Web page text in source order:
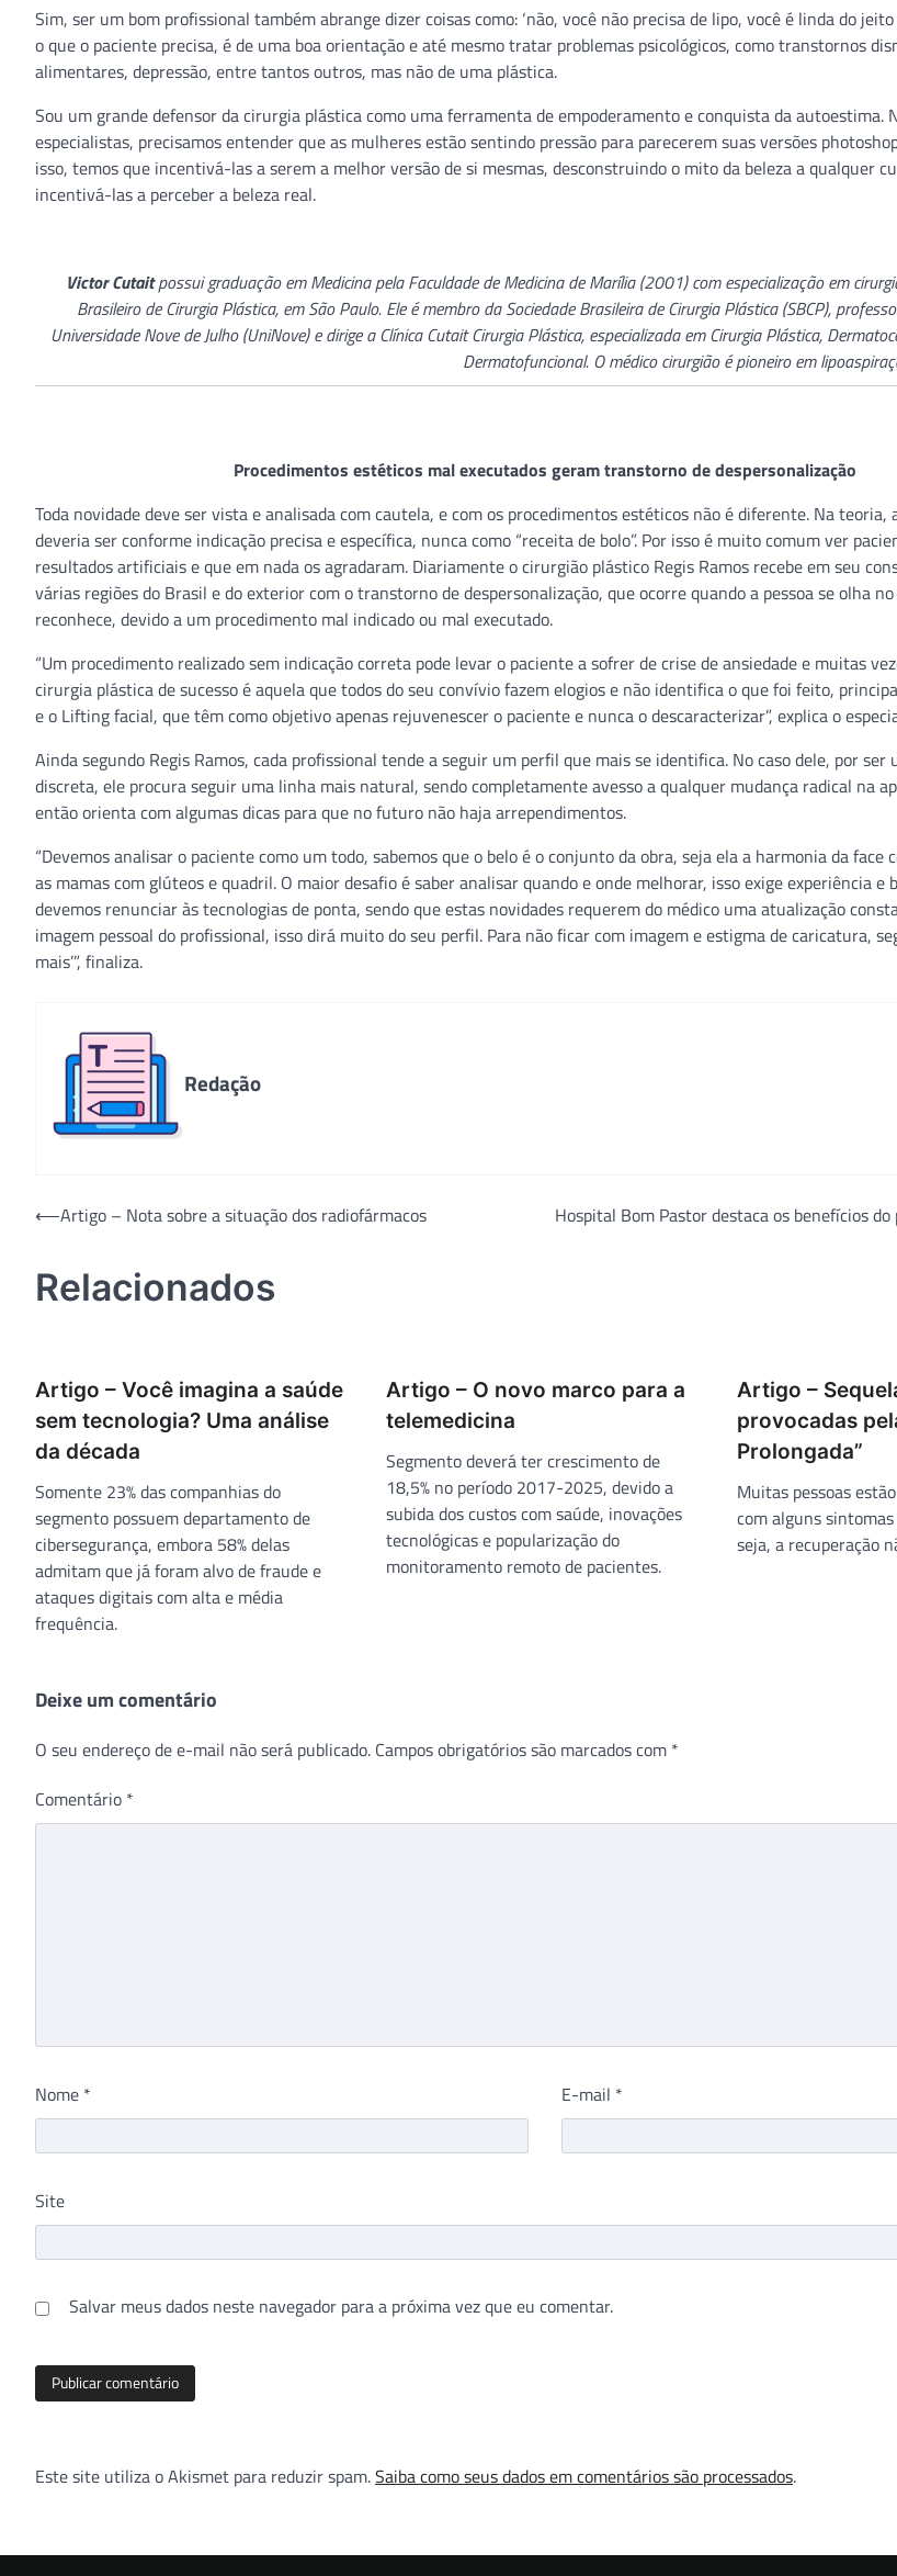
Sim, ser um bom profissional também abrange dizer coisas como: ‘não, você não precisa de lipo, você é linda do jeito
o que o paciente precisa, é de uma boa orientação e até mesmo tratar problemas psicológicos, como transtornos
alimentares, depressão, entre tantos outros, mas não de uma plástica.
Sou um grande defensor da cirurgia plástica como uma ferramenta de empoderamento e conquista da autoestima.
especialistas, precisamos entender que as mulheres estão sentindo pressão para parecerem suas versões
isso, temos que incentivá-las a serem a melhor versão de si mesmas, desconstruindo o mito da beleza a qualquer
incentivá-las a perceber a beleza real.
Victor Cutaitpossui graduação em Medicina pela Faculdade de Medicina de Marília (2001) com especialização em
Brasileiro de Cirurgia Plástica, em São Paulo. Ele é membro da Sociedade Brasileira de Cirurgia Plástica (SBCP),
Universidade Nove de Julho (UniNove) e dirige a Clínica Cutait Cirurgia Plástica, especializada em Cirurgia Plástica,
Dermatofuncional. O médico cirurgião é pioneiro em
Procedimentos estéticos mal executados geram transtorno de despersonalização
Toda novidade deve ser vista e analisada com cautela, e com os procedimentos estéticos não é diferente. Na teoria,
deveria ser conforme indicação precisa e específica, nunca como “receita de bolo”. Por isso é muito comum ver
resultados artificiais e que em nada os agradaram. Diariamente o cirurgião plástico Regis Ramos recebe em seu
várias regiões do Brasil e do exterior com o transtorno de despersonalização, que ocorre quando a pessoa se olha
reconhece, devido a um procedimento mal indicado ou mal executado.
“Um procedimento realizado sem indicação correta pode levar o paciente a sofrer de crise de ansiedade e muitas
cirurgia plástica de sucesso é aquela que todos do seu convívio fazem elogios e não identifica o que foi feito,
e o Lifting facial, que têm como objetivo apenas rejuvenescer o paciente e nunca o descaracterizar”, explica o
Ainda segundo Regis Ramos, cada profissional tende a seguir um perfil que mais se identifica. No caso dele, por ser
discreta, ele procura seguir uma linha mais natural, sendo completamente avesso a qualquer mudança radical na
então orienta com algumas dicas para que no futuro não haja arrependimentos.
“Devemos analisar o paciente como um todo, sabemos que o belo é o conjunto da obra, seja ela a harmonia da face
as mamas com glúteos e quadril. O maior desafio é saber analisar quando e onde melhorar, isso exige experiência e
devemos renunciar às tecnologias de ponta, sendo que estas novidades requerem do médico uma atualização
imagem pessoal do profissional, isso dirá muito do seu perfil. Para não ficar com imagem e estigma de caricatura,
mais’”, finaliza.
Redação
Navegação
Post
⟵Artigo – Nota sobre a situação dos radiofármacos Hospital Bom Pastor destaca os benefícios
Relacionados
Artigo – Você imagina a saúde
sem tecnologia? Uma análise
da década
Somente 23% das companhias do
segmento possuem departamento de
cibersegurança, embora 58% delas
admitam que já foram alvo de fraude e
ataques digitais com alta e média
frequência.
Artigo – O novo marco para a
telemedicina
Segmento deverá ter crescimento de
18,5% no período 2017-2025, devido a
subida dos custos com saúde, inovações
tecnológicas e popularização do
monitoramento remoto de pacientes.
Artigo –
provocadas
Prolongada”
Muitas pessoas
com alguns
seja, a recuperação
Deixe um comentário
O seu endereço de e-mail não será publicado. Campos obrigatórios são marcados com *
Comentário *
Nome * E-mail *
Site
Salvar meus dados neste navegador para a próxima vez que eu comentar.
Este site utiliza o Akismet para reduzir spam.Saiba como seus dados em comentários são processados.